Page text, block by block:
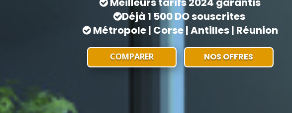
Déjà 1 500 DO souscrites
Métropole | Corse | Antilles | Réunion
COMPARER NOS OFFRES